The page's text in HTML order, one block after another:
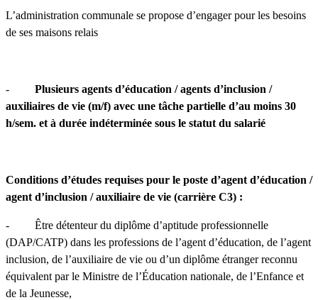
L’administration communale se propose d’engager pour les besoins
de ses maisons relais
- Plusieurs agents d’éducation / agents d’inclusion /
auxiliaires de vie (m/f) avec une tâche partielle d’au moins 30
h/sem. et à durée indéterminée sous le statut du salarié
Conditions d’études requises pour le poste d’agent d’éducation /
agent d’inclusion / auxiliaire de vie (carrière C3) :
- Être détenteur du diplôme d’aptitude professionnelle
(DAP/CATP) dans les professions de l’agent d’éducation, de l’agent
inclusion, de l’auxiliaire de vie ou d’un diplôme étranger reconnu
équivalent par le Ministre de l’Éducation nationale, de l’Enfance et
de la Jeunesse,